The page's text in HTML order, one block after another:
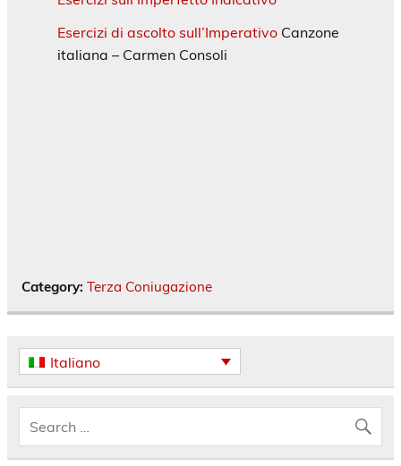
Esercizi di ascolto sull’Imperativo Canzone
italiana – Carmen Consoli
Category: Terza Coniugazione
Italiano